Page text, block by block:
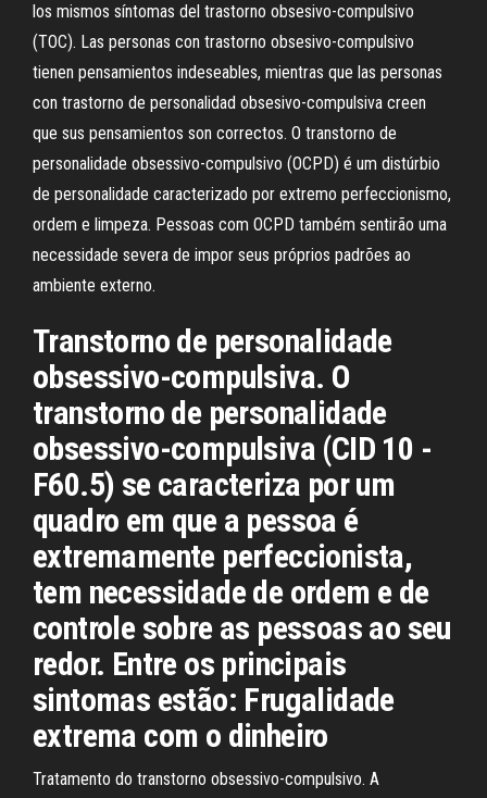
los mismos síntomas del trastorno obsesivo-compulsivo
(TOC). Las personas con trastorno obsesivo-compulsivo
tienen pensamientos indeseables, mientras que las personas
con trastorno de personalidad obsesivo-compulsiva creen
que sus pensamientos son correctos. O transtorno de
personalidade obsessivo-compulsivo (OCPD) é um distúrbio
de personalidade caracterizado por extremo perfeccionismo,
ordem e limpeza. Pessoas com OCPD também sentirão uma
necessidade severa de impor seus próprios padrões ao
ambiente externo.
Transtorno de personalidade
obsessivo-compulsiva. O
transtorno de personalidade
obsessivo-compulsiva (CID 10 -
F60.5) se caracteriza por um
quadro em que a pessoa é
extremamente perfeccionista,
tem necessidade de ordem e de
controle sobre as pessoas ao seu
redor. Entre os principais
sintomas estão: Frugalidade
extrema com o dinheiro
Tratamento do transtorno obsessivo-compulsivo. A